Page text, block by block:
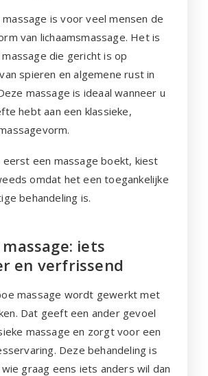
is voor veel mensen de
van lichaamsmassage. Het is
die gericht is op
spieren en algemene rust in
massage is ideaal wanneer u
hebt aan een klassieke,
een massage boekt, kiest
omdat het een toegankelijke
behandeling is.
iets
en verfrissend
massage wordt gewerkt met
Dat geeft een ander gevoel
massage en zorgt voor een
Deze behandeling is
graag eens iets anders wil dan